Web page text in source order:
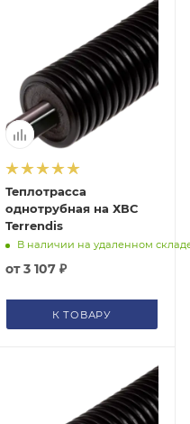
Теплотрасса
однотрубная на ХВС
Terrendis
В наличии на удаленном
от3 107 ₽
К ТОВАРУ